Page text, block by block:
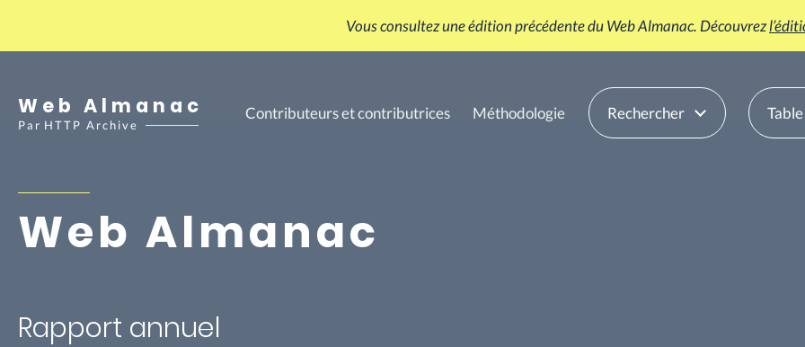
Vous consultez une édition précédente du Web Almanac. Découvrez
Web Almanac
Par HTTP Archive
Contributeurs et contributrices Méthodologie Rechercher
Web Almanac
Rapport annuel